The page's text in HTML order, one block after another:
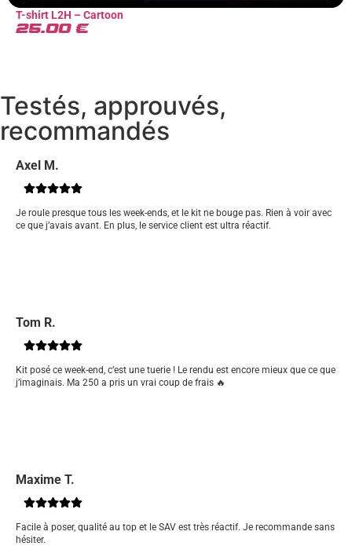
T-shirt L2H – Cartoon
25.00 €
Testés, approuvés,
recommandés
Axel M.
Je roule presque tous les week-ends, et le kit ne bouge pas. Rien à voir avec
ce que j’avais avant. En plus, le service client est ultra réactif.
Tom R.
Kit posé ce week-end, c’est une tuerie ! Le rendu est encore mieux que ce que
j’imaginais. Ma 250 a pris un vrai coup de frais 🔥
Maxime T.
Facile à poser, qualité au top et le SAV est très réactif. Je recommande sans
hésiter.